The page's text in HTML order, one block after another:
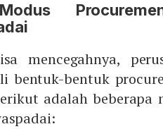
Modus
mencegahnya,
bentuk-bentuk
adalah beberapa